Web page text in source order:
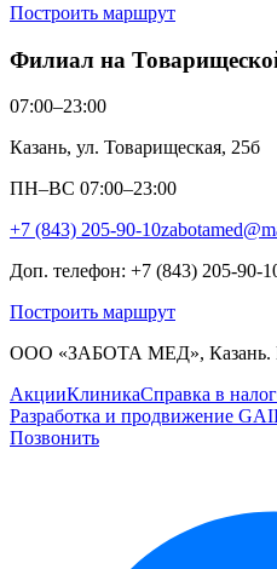
Построить маршрут
Филиал на
07:00–23:00
Казань, ул. Товарищеская, 25б
ПН–ВС 07:00–23:00
+7 (843) 205-90-10
Доп. телефон: +7 (843) 205-90-
Построить маршрут
ООО «ЗАБОТА МЕД», Казань.
АкцииКлиникаСправка в
Разработка и продвижение
Позвонить